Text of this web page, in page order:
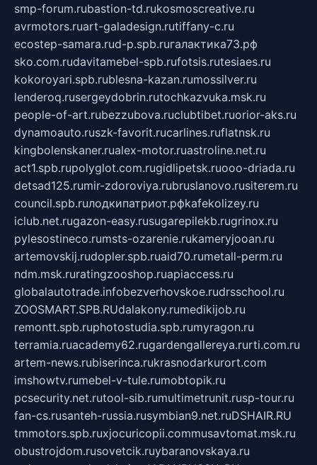
smp-forum.rubastion-td.rukosmoscreative.ru
avrmotors.ruart-galadesign.rutiffany-c.ru
ecostep-samara.rud-p.spb.ruгалактика73.рф
sko.com.rudavitamebel-spb.rufotsis.rutesiaes.ru
kokoroyari.spb.rublesna-kazan.rumossilver.ru
lenderoq.rusergeydobrin.rutochkazvuka.msk.ru
people-of-art.rubezzubova.ruclubtibet.ruorior-aks.ru
dynamoauto.ruszk-favorit.rucarlines.ruflatnsk.ru
kingbolenskaner.rualex-motor.ruastroline.net.ru
act1.spb.rupolyglot.com.rugidlipetsk.ruooo-driada.ru
detsad125.rumir-zdoroviya.rubruslanovo.rusiterem.ru
council.spb.ruлодкипатриот.рфkafekolizey.ru
iclub.net.rugazon-easy.rusugarepilekb.rugrinox.ru
pylesostineco.rumsts-ozarenie.rukameryjooan.ru
artemovskij.rudopler.spb.ruaid70.rumetall-perm.ru
ndm.msk.ruratingzooshop.ruapiaccess.ru
globalautotrade.infobezverhovskoe.rudrsschool.ru
ZOOSMART.SPB.RUdalakony.rumedikijob.ru
remontt.spb.ruphotostudia.spb.rumyragon.ru
terramia.ruacademy62.rugardengallereya.rurti.com.ru
artem-news.rubiserinca.rukrasnodarkurort.com
imshowtv.rumebel-v-tule.rumobtopik.ru
pcsecurity.net.rutool-sib.rumultimetrunit.rusp-tour.ru
fan-cs.rusanteh-russia.rusymbian9.net.ruDSHAIR.RU
tmmotors.spb.ruxjocuricopii.commusavtomat.msk.ru
obustrojdom.rusovetcik.ruybaranovskaya.ru